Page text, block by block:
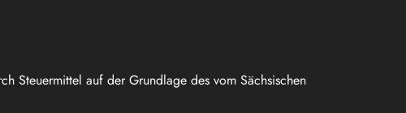
Steuermittel auf der Grundlage des vom Sächsischen